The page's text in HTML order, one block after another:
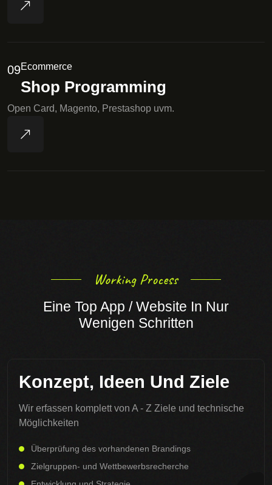
09Ecommerce
Shop Programming
Open Card, Magento, Prestashop uvm.
Working Process
Eine Top App / Website In Nur
Wenigen Schritten
Konzept, Ideen Und Ziele
Wir erfassen komplett von A - Z Ziele und technische
Möglichkeiten
Überprüfung des vorhandenen Brandings
Zielgruppen- und Wettbewerbsrecherche